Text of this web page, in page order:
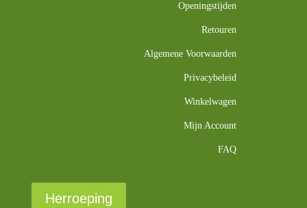
Openingstijden
Retouren
Algemene Voorwaarden
Privacybeleid
Winkelwagen
Mijn Account
FAQ
Herroeping